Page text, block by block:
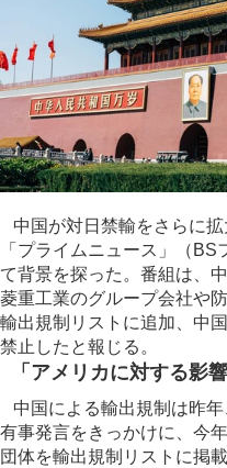
中国が対日禁輸をさらに
「プライムニュース」（
て背景を探った。番組は、
菱重工業のグループ会社や
輸出規制リストに追加、中
禁止したと報じる。
「アメリカに対する影
中国による輸出規制は昨
有事発言をきっかけに、今
団体を輸出規制リストに掲